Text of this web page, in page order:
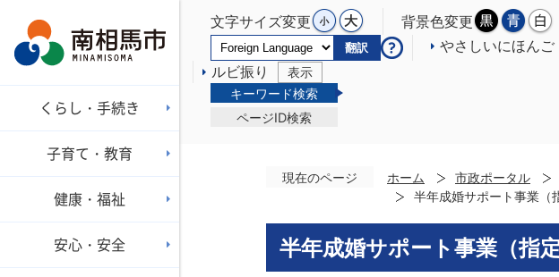
文字サイズ変更 背景色変更
翻訳 やさしいにほんご
ルビ振り
表示
キーワード検索
ページID検索
くらし・手続き
子育て・教育
健康・福祉
安心・安全
現在のページ ホーム 市政ポータル
半年成婚サポート事業（
半年成婚サポート事業（指